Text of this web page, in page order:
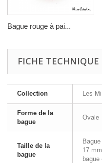
Bague rouge à pai...
FICHE TECHNIQUE
Collection Les
Forme de la
bague
Ovale
Taille de la
bague
17